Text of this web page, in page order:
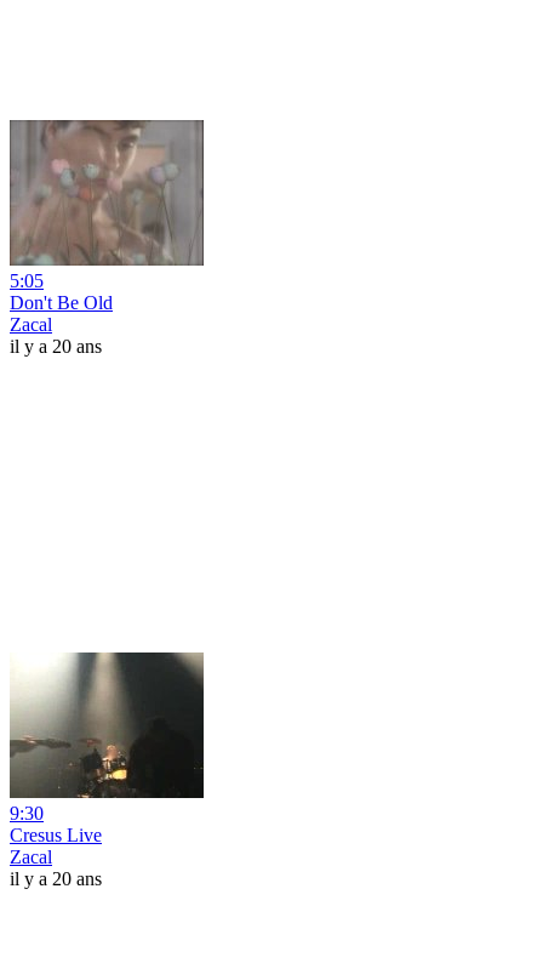
5:05
Don't Be Old
Zacal
il y a 20 ans
9:30
Cresus Live
Zacal
il y a 20 ans